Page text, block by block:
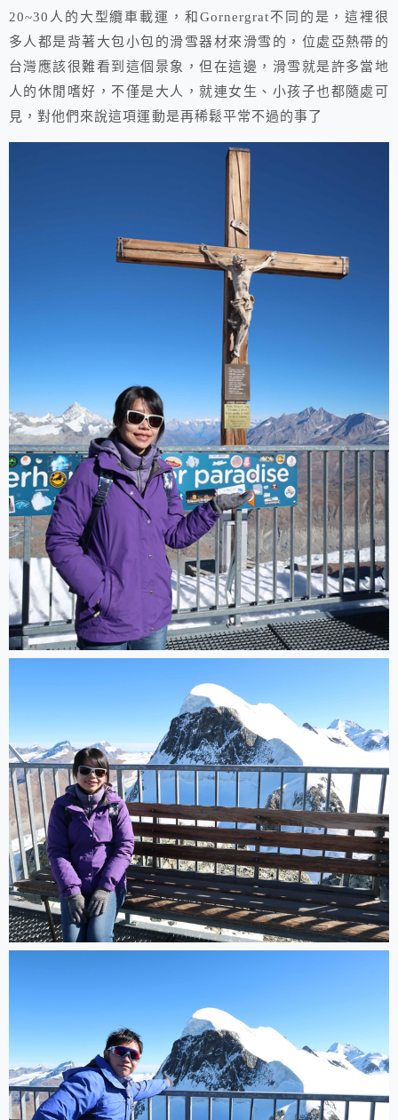
20~30人的大型纜車載運，和Gornergrat不同的是，這裡很
多人都是背著大包小包的滑雪器材來滑雪的，位處亞熱帶的
台灣應該很難看到這個景象，但在這邊，滑雪就是許多當地
人的休閒嗜好，不僅是大人，就連女生、小孩子也都隨處可
見，對他們來說這項運動是再稀鬆平常不過的事了